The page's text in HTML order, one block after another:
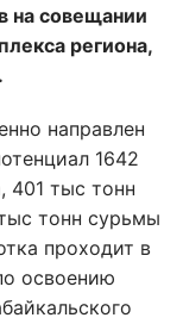
на совещании
региона,
направлен
1642
401 тыс тонн
тонн сурьмы
проходит в
освоению